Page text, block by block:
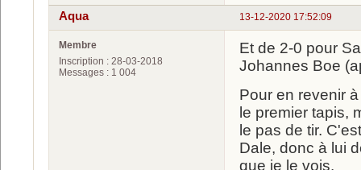
13-12-2020 17:52:09
Aqua
Membre
Inscription : 28-03-2018
Messages : 1 004
Et de 2-0 pour
Johannes Boe
Pour en revenir
le premier tapis,
le pas de tir.
Dale, donc à lui
que je le vois.